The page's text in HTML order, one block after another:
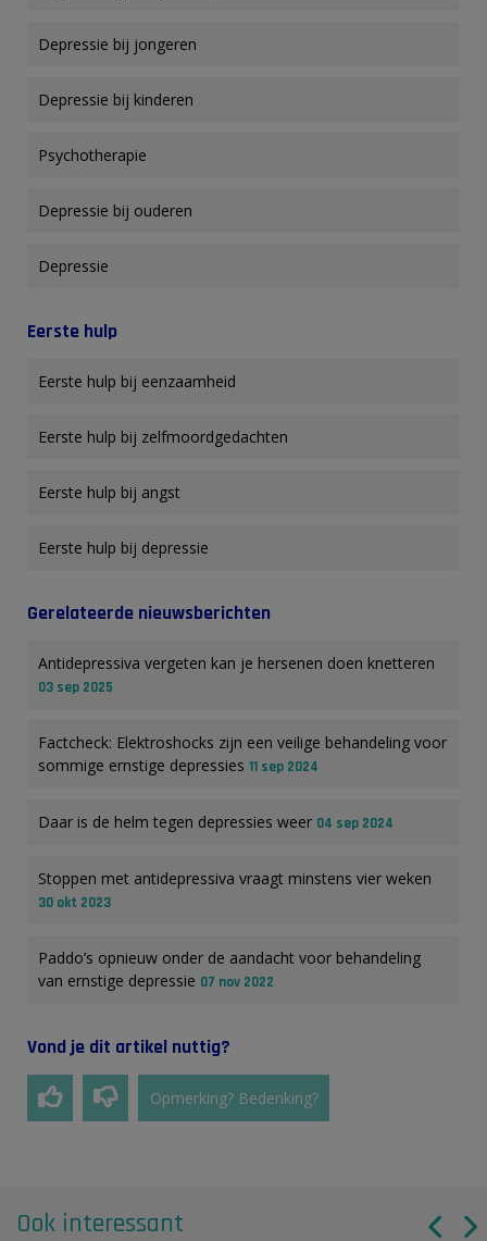
Depressie bij jongeren
Depressie bij kinderen
Psychotherapie
Depressie bij ouderen
Depressie
Eerste hulp
Eerste hulp bij eenzaamheid
Eerste hulp bij zelfmoordgedachten
Eerste hulp bij angst
Eerste hulp bij depressie
Gerelateerde nieuwsberichten
Antidepressiva vergeten kan je hersenen doen knetteren
03 sep 2025
Factcheck: Elektroshocks zijn een veilige behandeling voor
sommige ernstige depressies 11 sep 2024
Daar is de helm tegen depressies weer 04 sep 2024
Stoppen met antidepressiva vraagt minstens vier weken
30 okt 2023
Paddo’s opnieuw onder de aandacht voor behandeling
van ernstige depressie 07 nov 2022
Vond je dit artikel nuttig?
Opmerking? Bedenking?
Ook interessant